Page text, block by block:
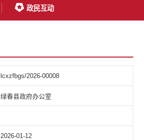
政民互动
lcxzfbgs/2026-00008
绿春县政府办公室
2026-01-12